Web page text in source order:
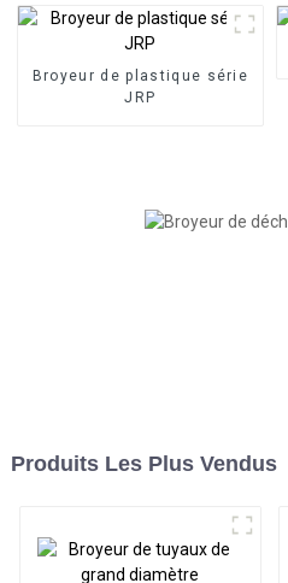
Broyeur de plastique série
JRP
Produits Les Plus Vendus